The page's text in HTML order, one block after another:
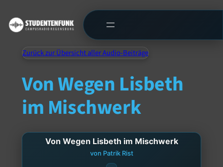
Zurück zur Übersicht aller Audio-Beiträge
Von Wegen Lisbeth
im Mischwerk
Von Wegen Lisbeth im Mischwerk
von Patrik Rist